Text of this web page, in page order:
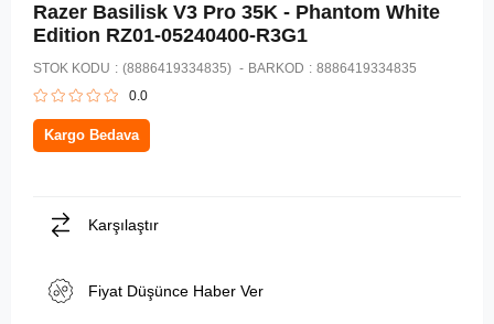
Razer Basilisk V3 Pro 35K - Phantom White
Edition RZ01-05240400-R3G1
STOK KODU (8886419334835) BARKOD : 8886419334835
0.0
Kargo Bedava
Karşılaştır
Fiyat Düşünce Haber Ver